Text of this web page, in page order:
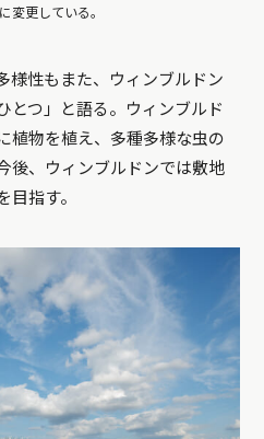
変更している。
様性もまた、ウィンブルドン
とつ」と語る。ウィンブルド
植物を植え、多種多様な虫の
後、ウィンブルドンでは敷地
目指す。